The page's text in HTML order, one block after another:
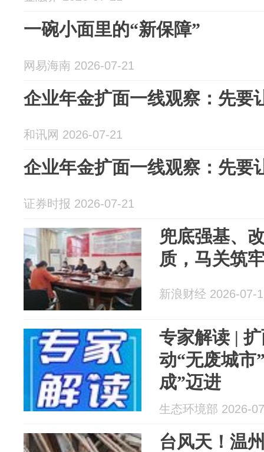
一碗小面里的“新保障”
网易海南 2026-07-21
企业年金扩面一线观察：先要
和讯网 2026-07-21
企业年金扩面一线观察：先要
证券时报 2026-07-21
兜底强基、
质，马关筑
新浪财经 2026-07-
专家解读 |
动“无废城市
成”迈进
生态环境部 2026-
台风天！温